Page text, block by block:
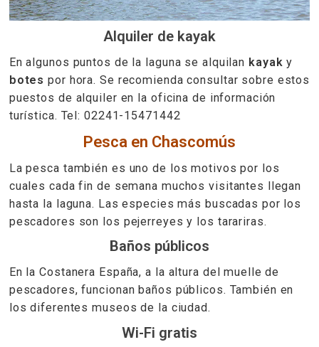
Alquiler de kayak
En algunos puntos de la laguna se alquilan kayak y
botes por hora. Se recomienda consultar sobre estos
puestos de alquiler en la oficina de información
turística. Tel: 02241-15471442
Pesca en Chascomús
La pesca también es uno de los motivos por los
cuales cada fin de semana muchos visitantes llegan
hasta la laguna. Las especies más buscadas por los
pescadores son los pejerreyes y los tarariras.
Baños públicos
En la Costanera España, a la altura del muelle de
pescadores, funcionan baños públicos. También en
los diferentes museos de la ciudad.
Wi-Fi gratis